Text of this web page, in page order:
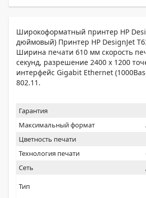
Широкоформатный принтер HP
дюймовый) Принтер HP DesignJet
Ширина печати 610 мм скорость
секунд, разрешение 2400 x 1200
интерфейс Gigabit Ethernet
802.11.
Гарантия
Максимальный формат
Цветность печати
Технология печати
Сеть
Тип